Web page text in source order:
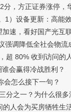
方正证券涨停，
设备更新：高能
速，看好国产光
调降低全社会物
80% 收到访问的
会赢得冷战胜利？
怎么接下一句？
之一？为什么很多
人会为买房牺牲生